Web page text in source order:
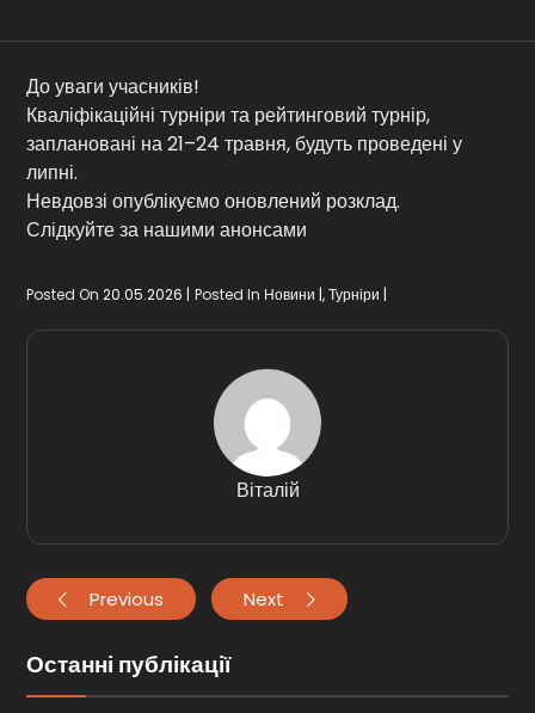
Контакти
До уваги учасників!
Кваліфікаційні турніри та рейтинговий турнір,
заплановані на 21–24 травня, будуть проведені у
липні.
Невдовзі опублікуємо оновлений розклад.
Слідкуйте за нашими анонсами
Posted On 20.05.2026 Posted In Новини ,Турніри
Віталій
Previous Next
Останні публікації